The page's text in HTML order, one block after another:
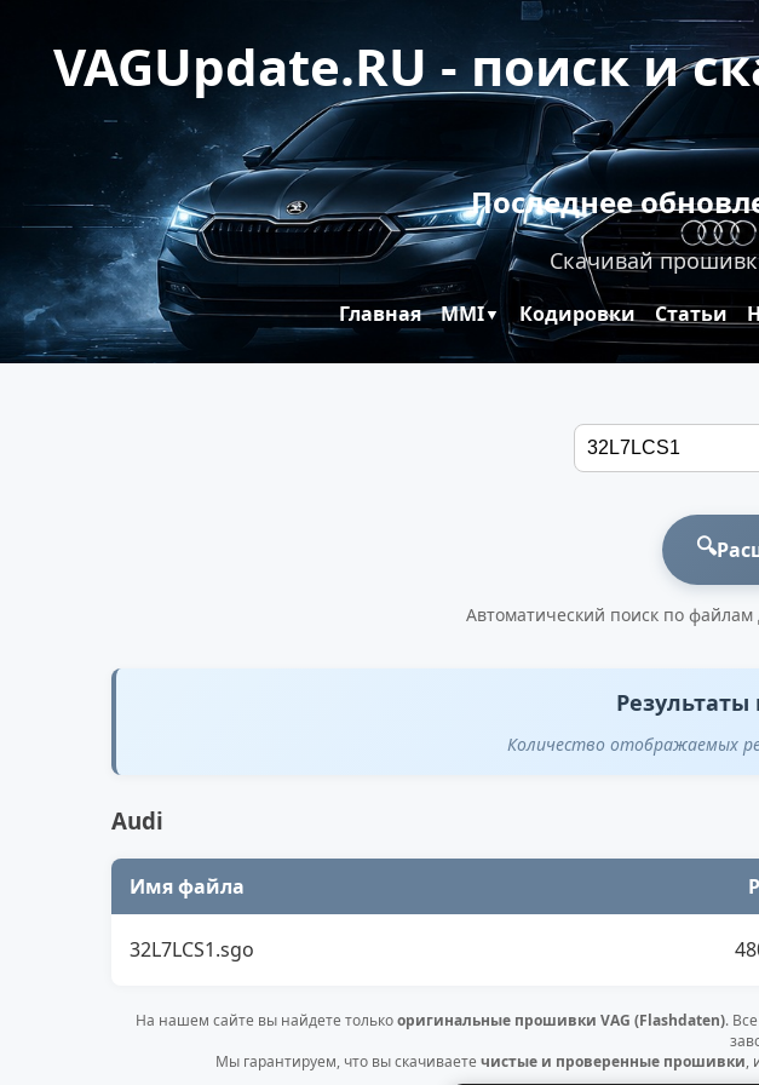
VAGUpdate.RU - поиск и
Последнее
Скачивай
Главная MMI▼ Кодировки Статьи
🔍
Автоматический поиск по файлам
Результаты
Количество отображаемых
Audi
Имя файла
32L7LCS1.sgo
На нашем сайте вы найдете толькооригинальные прошивки VAG (Flashdaten).
Мы гарантируем, что вы скачиваете чистые и проверенные прошивки,